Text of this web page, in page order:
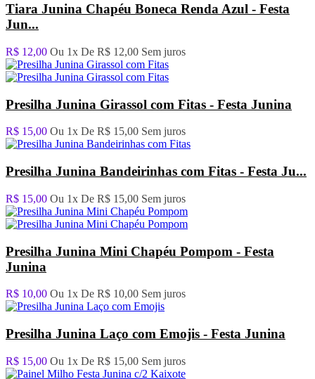
Tiara Junina Chapéu Boneca Renda Azul - Festa
Jun...
R$ 12,00 Ou 1x De R$ 12,00 Sem juros
Presilha Junina Girassol com Fitas - Festa Junina
R$ 15,00 Ou 1x De R$ 15,00 Sem juros
Presilha Junina Bandeirinhas com Fitas - Festa Ju...
R$ 15,00 Ou 1x De R$ 15,00 Sem juros
Presilha Junina Mini Chapéu Pompom - Festa
Junina
R$ 10,00 Ou 1x De R$ 10,00 Sem juros
Presilha Junina Laço com Emojis - Festa Junina
R$ 15,00 Ou 1x De R$ 15,00 Sem juros